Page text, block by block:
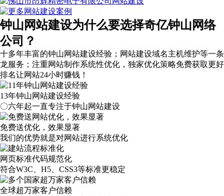
钟山网站建设为什么要选择奇亿钟山网络
公司？
十多年丰富的钟山网站建设经验；网站建设域名主机维护等一条
龙服务 ；注重网站制作系统性优化， 独家优化策略免费获取更好
排名让网站24小时赚钱！
13年钟山网站建设经验
〇六年起一直专注于钟山网站建设
免费送优化，效果显著
我们的优势就是对网站进行系统优化
网页标准代码规范化
符合W3C、H5、CSS3等标准更稳定
全球超万家客户信赖